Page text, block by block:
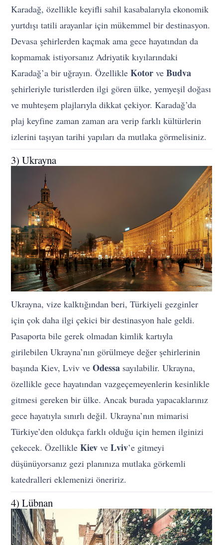
Karadağ, özellikle keyifli sahil kasabalarıyla ekonomik
yurtdışı tatili arayanlar için mükemmel bir destinasyon.
Devasa şehirlerden kaçmak ama gece hayatından da
kopmamak istiyorsanız Adriyatik kıyılarındaki
Karadağ’a bir uğrayın. ÖzellikleKotor veBudva
şehirleriyle turistlerden ilgi gören ülke, yemyeşil doğası
ve muhteşem plajlarıyla dikkat çekiyor. Karadağ’da
plaj keyfine zaman zaman ara verip farklı kültürlerin
izlerini taşıyan tarihi yapıları da mutlaka görmelisiniz.
3) Ukrayna
Ukrayna, vize kalktığından beri, Türkiyeli gezginler
için çok daha ilgi çekici bir destinasyon hale geldi.
Pasaporta bile gerek olmadan kimlik kartıyla
girilebilen Ukrayna’nın görülmeye değer şehirlerinin
başında Kiev, Lviv veOdessa sayılabilir. Ukrayna,
özellikle gece hayatından vazgeçemeyenlerin kesinlikle
gitmesi gereken bir ülke. Ancak burada yapacaklarınız
gece hayatıyla sınırlı değil. Ukrayna’nın mimarisi
Türkiye’den oldukça farklı olduğu için hemen ilginizi
çekecek. ÖzellikleKiev veLviv’e gitmeyi
düşünüyorsanız gezi planınıza mutlaka görkemli
katedralleri eklemenizi öneririz.
4) Lübnan